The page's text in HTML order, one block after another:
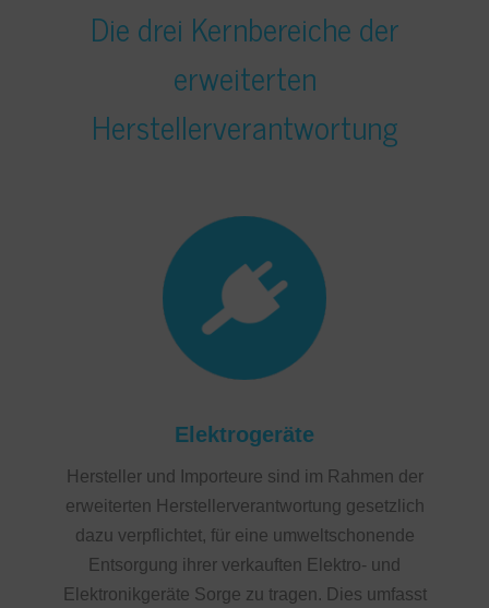
Die drei Kernbereiche der
erweiterten
Herstellerverantwortung
Elektrogeräte
Hersteller und Importeure sind im Rahmen der
erweiterten Herstellerverantwortung gesetzlich
dazu verpflichtet, für eine umweltschonende
Entsorgung ihrer verkauften Elektro- und
Elektronikgeräte Sorge zu tragen. Dies umfasst